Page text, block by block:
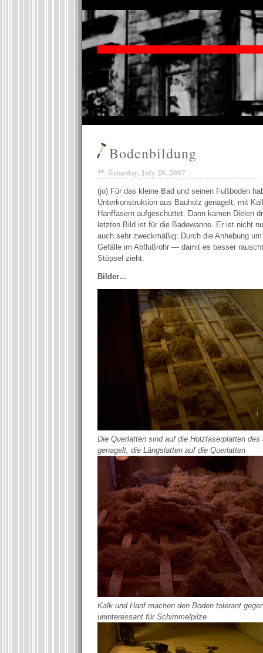
Bodenbildung
Saturday, July 28, 2007
(jo) Für das kleine Bad und seinen Fußboden
Unterkonstruktion aus Bauholz genagelt, mit
Hanffasern aufgeschüttet. Dann kamen Dielen
letzten Bild ist für die Badewanne. Er ist nicht
auch sehr zweckmäßig: Durch die Anhebung
Gefälle im Abflußrohr — damit es besser
Stöpsel zieht.
Bilder…
Die Querlatten sind auf die Holzfaserplatten des
genagelt, die Längslatten auf die Querlatten
Kalk und Hanf machen den Boden tolerant
uninteressant für Schimmelpilze